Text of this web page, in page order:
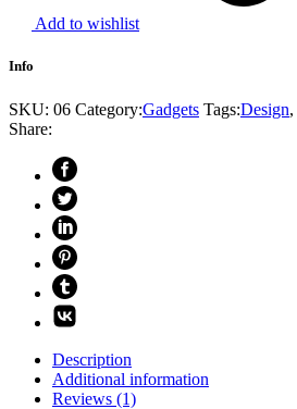
Add to wishlist
Info
SKU: 06 Category:Gadgets Tags:Design,
Share:
Description
Additional information
Reviews (1)